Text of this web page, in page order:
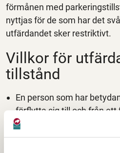
förmånen med
nyttjas för de som har det
utfärdandet sker restriktivt.
Villkor för
tillstånd
En person som har
förflytta sig till och från ett
avstånd från en
tillstånd